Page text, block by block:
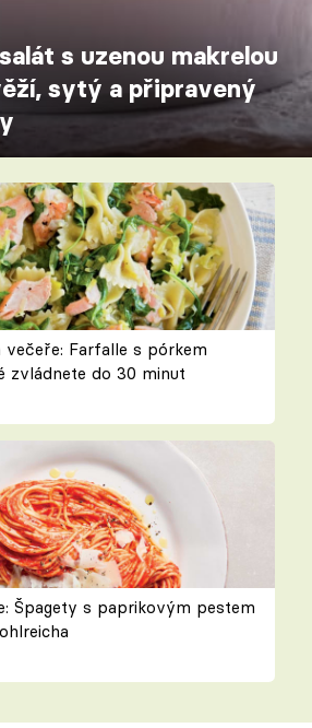
s uzenou makrelou
sytý a připravený
večeře: Farfalle s pórkem
zvládnete do 30 minut
Špagety s paprikovým pestem